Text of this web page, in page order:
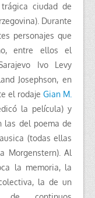
ciudad de
Durante
personajes que
entre ellos el
Ivo Levy
Josephson, en
el rodaje Gian M.
la película) y
las del poema de
(todas ellas
Morgenstern). Al
la memoria, la
la de un